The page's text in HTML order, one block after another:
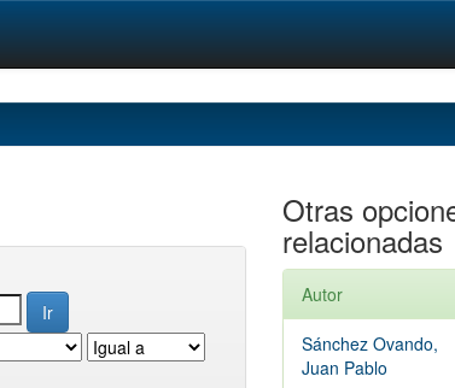
Otras
relacionadas
Autor
Sánchez Ovando,
Juan Pablo